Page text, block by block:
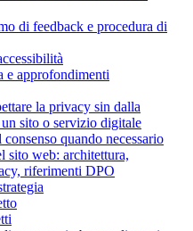
di feedback e procedura di
e approfondimenti
la privacy sin dalla
sito o servizio digitale
quando necessario
sito web: architettura,
riferimenti DPO